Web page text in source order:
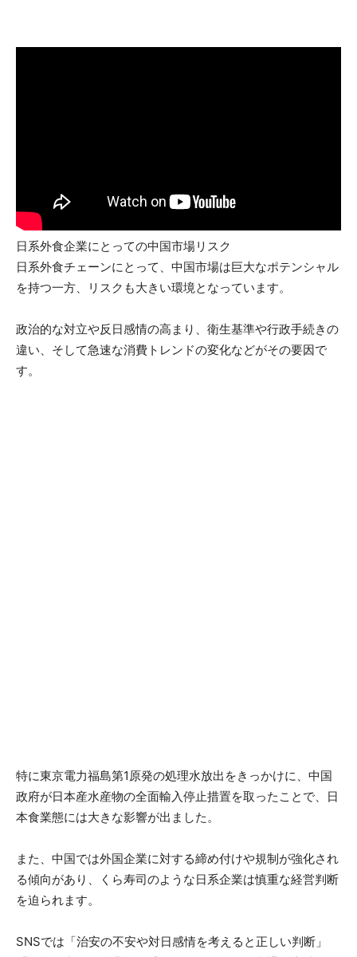
日系外食企業にとっての中国市場リスク
日系外食チェーンにとって、中国市場は巨大なポテンシャル
を持つ一方、リスクも大きい環境となっています。
政治的な対立や反日感情の高まり、衛生基準や行政手続きの
違い、そして急速な消費トレンドの変化などがその要因で
す。
特に東京電力福島第1原発の処理水放出をきっかけに、中国
政府が日本産水産物の全面輸入停止措置を取ったことで、日
本食業態には大きな影響が出ました。
また、中国では外国企業に対する締め付けや規制が強化され
る傾向があり、くら寿司のような日系企業は慎重な経営判断
を迫られます。
SNSでは「治安の不安や対日感情を考えると正しい判断」